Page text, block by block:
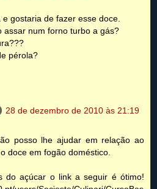
gostaria de fazer esse doce.
assar num forno turbo a gás?
pérola?
28 de dezembro de 2010 às 21:19
posso lhe ajudar em relação ao
doce em fogão doméstico.
do açúcar o link a seguir é ótimo!